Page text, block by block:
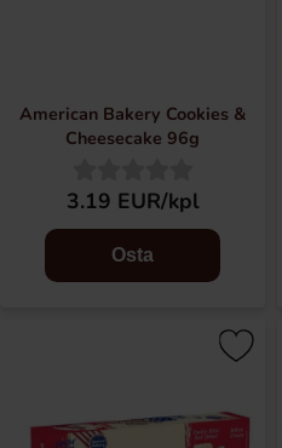
American Bakery Cookies &
Cheesecake 96g
3.19 EUR/kpl
Osta